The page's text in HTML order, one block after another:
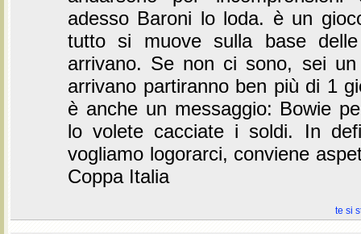
adesso Baroni lo loda. è un
tutto si muove sulla base
arrivano. Se non ci sono, sei
arrivano partiranno ben più di 1
è anche un messaggio: Bowie
lo volete cacciate i soldi. In
vogliamo logorarci, conviene
Coppa Italia
te si